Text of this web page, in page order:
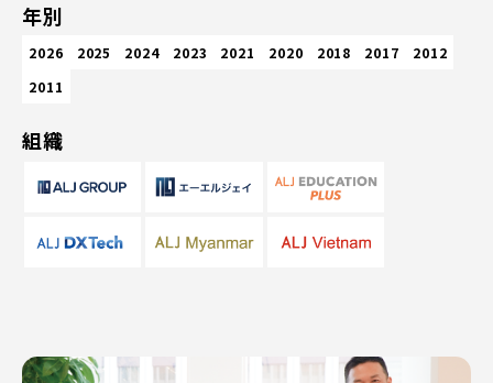
年別
2026 2025 2024 2023 2021 2020 2018 2017
2012
2011
組織